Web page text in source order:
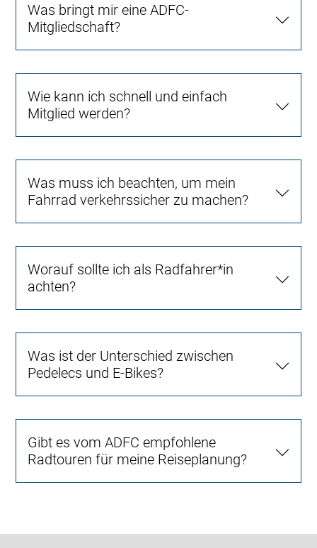
Was bringt mir eine ADFC-
Mitgliedschaft?
Wie kann ich schnell und einfach
Mitglied werden?
Was muss ich beachten, um mein
Fahrrad verkehrssicher zu machen?
Worauf sollte ich als Radfahrer*in
achten?
Was ist der Unterschied zwischen
Pedelecs und E-Bikes?
Gibt es vom ADFC empfohlene
Radtouren für meine Reiseplanung?